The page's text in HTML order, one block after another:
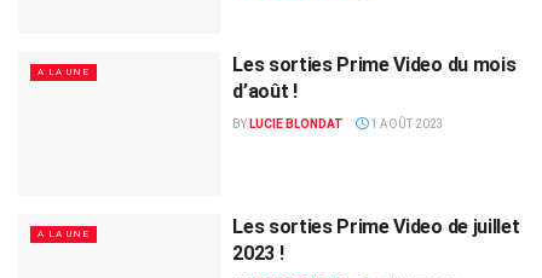
A LA UNE
Les sorties Prime Video du mois
d’août !
BY LUCIE BLONDAT 1 AOÛT 2023
A LA UNE
Les sorties Prime Video de juillet
2023 !